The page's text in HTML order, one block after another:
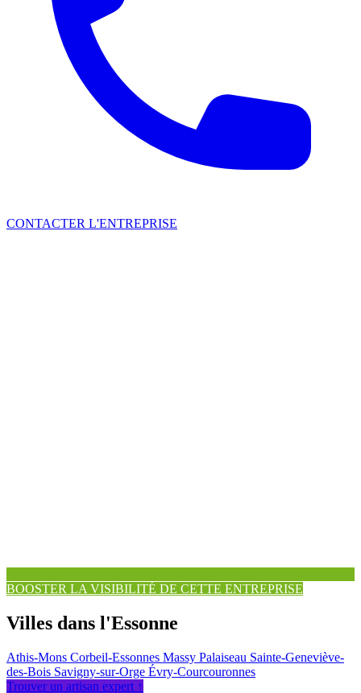
CONTACTER L'ENTREPRISE
BOOSTER LA VISIBILITÉ DE CETTE ENTREPRISE
Villes dans l'Essonne
Athis-Mons Corbeil-Essonnes Massy Palaiseau Sainte-Geneviève-
des-Bois Savigny-sur-Orge Évry-Courcouronnes
Trouver un artisan expert ↑